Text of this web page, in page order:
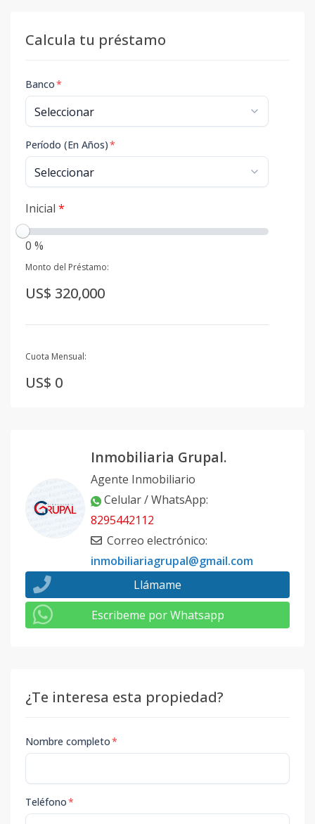
Calcula tu préstamo
Banco*
Período (En Años)*
Inicial *
0 %
Monto del Préstamo:
US$ 320,000
Cuota Mensual:
US$ 0
Inmobiliaria Grupal.
Agente Inmobiliario
Celular / WhatsApp:
8295442112
Correo electrónico:
inmobiliariagrupal@gmail.com
Llámame
Escribeme por Whatsapp
¿Te interesa esta propiedad?
Nombre completo*
Teléfono*